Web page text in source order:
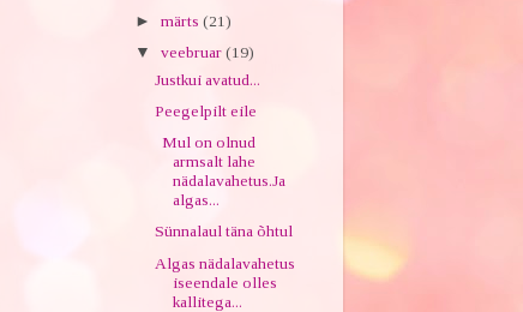
► märts (21)
▼ veebruar (19)
Justkui avatud...
Peegelpilt eile
Mul on olnud
armsalt lahe
nädalavahetus.Ja
algas...
Sünnalaul täna õhtul
Algas nädalavahetus
iseendale olles
kallitega...